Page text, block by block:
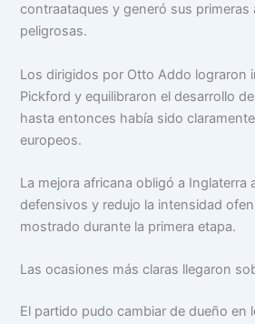
contraataques y generó sus primeras
peligrosas.
Los dirigidos por Otto Addo lograron
Pickford y equilibraron el desarrollo
hasta entonces había sido
europeos.
La mejora africana obligó a Inglaterra
defensivos y redujo la intensidad
mostrado durante la primera etapa.
Las ocasiones más claras llegaron
El partido pudo cambiar de dueño en